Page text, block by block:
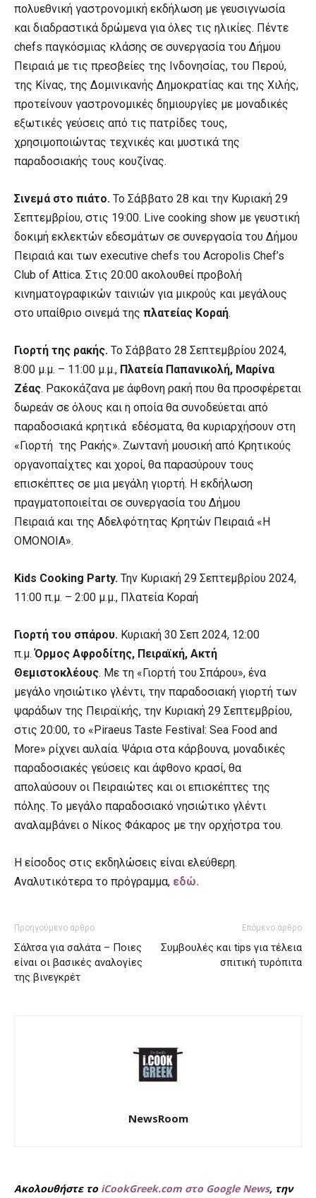
πολυεθνική γαστρονομική εκδήλωση με γευσιγνωσία
και διαδραστικά δρώμενα για όλες τις ηλικίες. Πέντε
chefs παγκόσμιας κλάσης σε συνεργασία του Δήμου
Πειραιά με τις πρεσβείες της Ινδονησίας, του Περού,
της Κίνας, της Δομινικανής Δημοκρατίας και της Χιλής,
προτείνουν γαστρονομικές δημιουργίες με μοναδικές
εξωτικές γεύσεις από τις πατρίδες τους,
χρησιμοποιώντας τεχνικές και μυστικά της
παραδοσιακής τους κουζίνας.
Σινεμά στο πιάτο. Το Σάββατο 28 και την Κυριακή 29
Σεπτεμβρίου, στις 19:00. Live cooking show με γευστική
δοκιμή εκλεκτών εδεσμάτων σε συνεργασία του Δήμου
Πειραιά και των executive chefs του Acropolis Chef’s
Club of Attica. Στις 20:00 ακολουθεί προβολή
κινηματογραφικών ταινιών για μικρούς και μεγάλους
στο υπαίθριο σινεμά της πλατείας Κοραή.
Γιορτή της ρακής. Το Σάββατο 28 Σεπτεμβρίου 2024,
8:00 μ.μ. – 11:00 μ.μ., Πλατεία Παπανικολή, Μαρίνα
Ζέας. Ρακοκάζανα με άφθονη ρακή που θα προσφέρεται
δωρεάν σε όλους και η οποία θα συνοδεύεται από
παραδοσιακά κρητικά εδέσματα, θα κυριαρχήσουν στη
«Γιορτή της Ρακής». Ζωντανή μουσική από Κρητικούς
οργανοπαίχτες και χοροί, θα παρασύρουν τους
επισκέπτες σε μια μεγάλη γιορτή. Η εκδήλωση
πραγματοποιείται σε συνεργασία του Δήμου
Πειραιά και της Αδελφότητας Κρητών Πειραιά «Η
ΟΜΟΝΟΙΑ».
Kids Cooking Party. Την Κυριακή 29 Σεπτεμβρίου 2024,
11:00 π.μ. – 2:00 μ.μ., Πλατεία Κοραή
Γιορτή του σπάρου. Κυριακή 30 Σεπ 2024, 12:00
π.μ.Όρμος Αφροδίτης, Πειραϊκή, Ακτή
Θεμιστοκλέους. Με τη «Γιορτή του Σπάρου», ένα
μεγάλο νησιώτικο γλέντι, την παραδοσιακή γιορτή των
ψαράδων της Πειραϊκής, την Κυριακή 29 Σεπτεμβρίου,
στις 20:00, το «Piraeus Taste Festival: Sea Food and
More» ρίχνει αυλαία. Ψάρια στα κάρβουνα, μοναδικές
παραδοσιακές γεύσεις και άφθονο κρασί, θα
απολαύσουν οι Πειραιώτες και οι επισκέπτες της
πόλης. Το μεγάλο παραδοσιακό νησιώτικο γλέντι
αναλαμβάνει ο Νίκος Φάκαρος με την ορχήστρα του.
Η είσοδος στις εκδηλώσεις είναι ελεύθερη.
Αναλυτικότερα το πρόγραμμα, εδώ.
Προηγούμενο άρθρο
Σάλτσα για σαλάτα – Ποιες
είναι οι βασικές αναλογίες
της βινεγκρέτ
Επόμενο άρθρο
Συμβουλές και tips για τέλεια
σπιτική τυρόπιτα
NewsRoom
Ακολουθήστε το iCookGreek.com στο Google News, την